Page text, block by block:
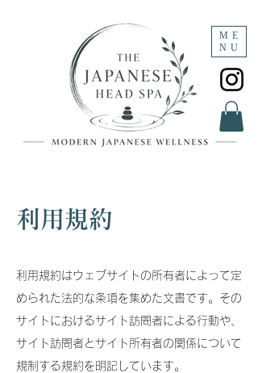
ME
NU
利用規約
利用規約はウェブサイトの所有者によって定
められた法的な条項を集めた文書です。その
サイトにおけるサイト訪問者による行動や、
サイト訪問者とサイト所有者の関係について
規制する規約を明記しています。